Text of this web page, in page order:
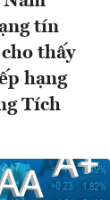
tín
thấy
hạng
Tích